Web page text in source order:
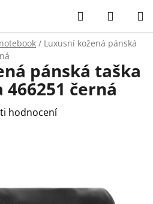
Hledat
KOŠÍK
/ Luxusní kožená pánská
pánská taška
466251 černá
hodnocení